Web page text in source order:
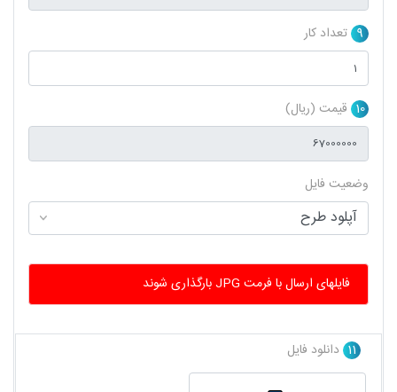
9 تعداد کار
10 قیمت (ریال)
وضعیت فایل
فایلهای ارسال با فرمت JPG بارگذاری شوند
11 دانلود فایل